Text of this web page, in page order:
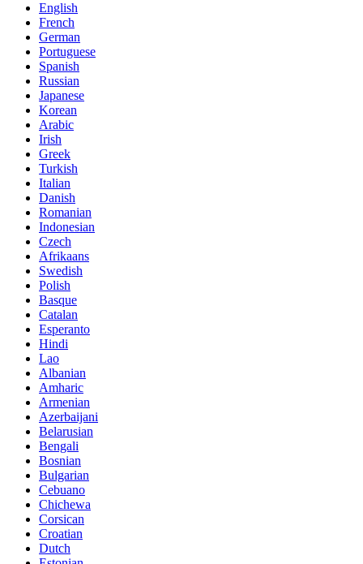
English
French
German
Portuguese
Spanish
Russian
Japanese
Korean
Arabic
Irish
Greek
Turkish
Italian
Danish
Romanian
Indonesian
Czech
Afrikaans
Swedish
Polish
Basque
Catalan
Esperanto
Hindi
Lao
Albanian
Amharic
Armenian
Azerbaijani
Belarusian
Bengali
Bosnian
Bulgarian
Cebuano
Chichewa
Corsican
Croatian
Dutch